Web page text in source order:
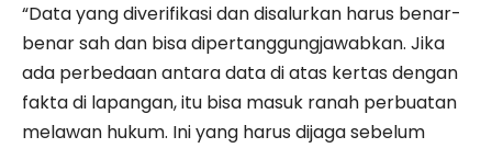
“Data yang diverifikasi dan disalurkan harus benar-
benar sah dan bisa dipertanggungjawabkan. Jika
ada perbedaan antara data di atas kertas dengan
fakta di lapangan, itu bisa masuk ranah perbuatan
melawan hukum. Ini yang harus dijaga sebelum